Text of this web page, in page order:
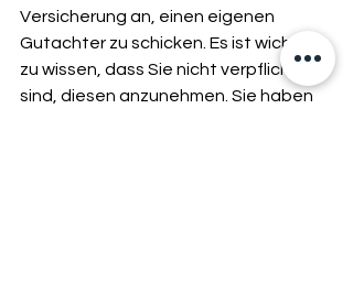
Versicherung an, einen eigenen
Gutachter zu schicken. Es ist wichtig
zu wissen, dass Sie nicht verpflichtet
sind, diesen anzunehmen. Sie haben